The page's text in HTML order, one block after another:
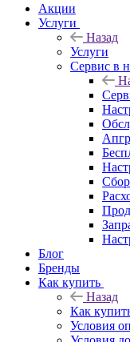
Акции
Услуги
Назад
Услуги
Сервис в
Блог
Бренды
Как купить
Назад
Как
Условия